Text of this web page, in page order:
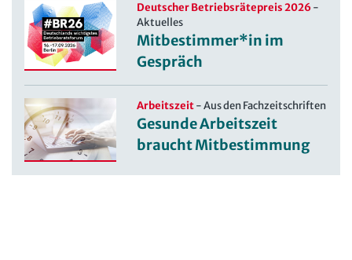
Deutscher Betriebsrätepreis 2026-
Aktuelles
Mitbestimmer*in im
Gespräch
Arbeitszeit-Aus den Fachzeitschriften
Gesunde Arbeitszeit
braucht Mitbestimmung